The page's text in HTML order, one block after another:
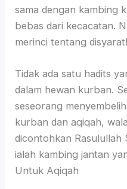
sama dengan kambing
bebas dari kecacatan.
merinci tentang
Tidak ada satu hadits
dalam hewan kurban.
seseorang
kurban dan aqiqah,
dicontohkan Rasulullah
ialah kambing jantan
Untuk Aqiqah